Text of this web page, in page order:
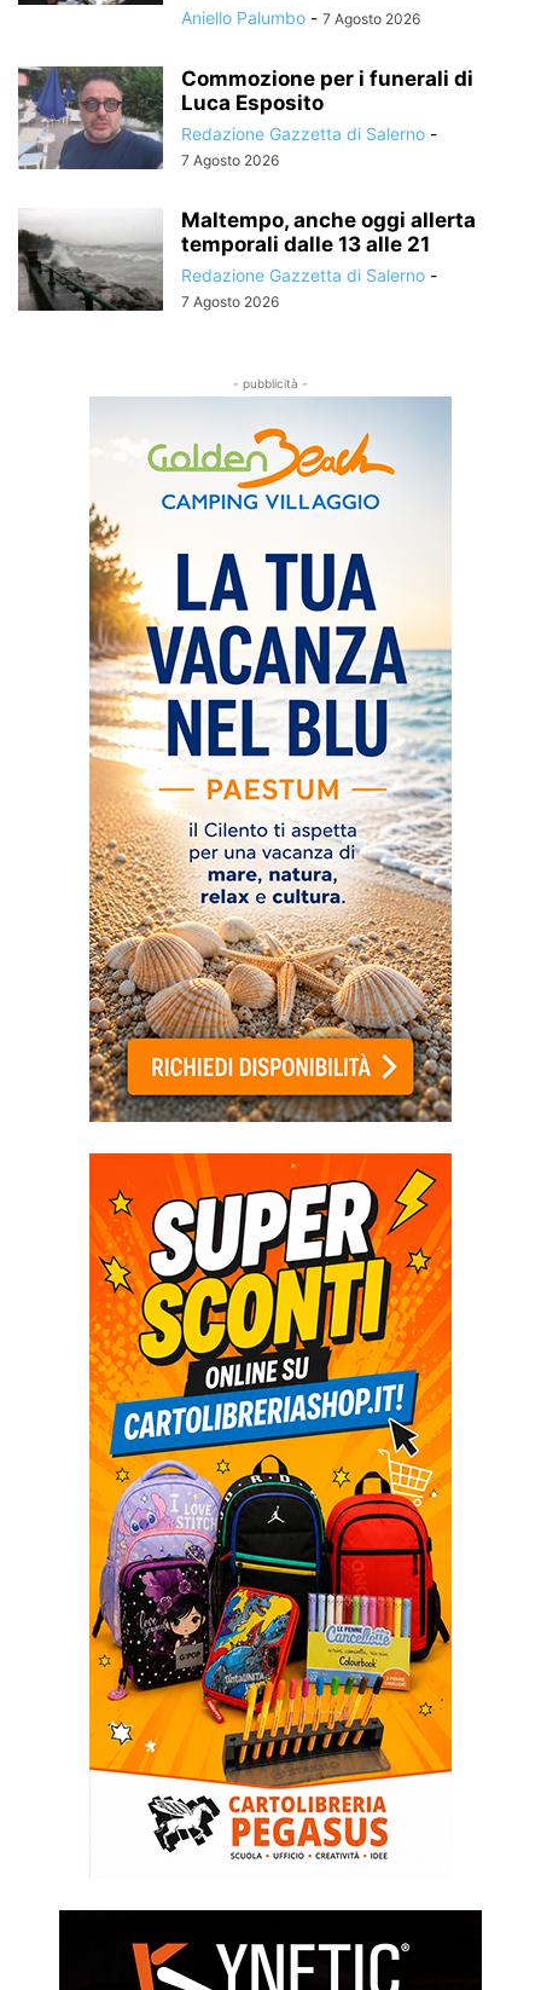
Aniello Palumbo - 7 Agosto 2026
Commozione per i funerali di
Luca Esposito
Redazione Gazzetta di Salerno -
7 Agosto 2026
Maltempo, anche oggi allerta
temporali dalle 13 alle 21
Redazione Gazzetta di Salerno -
7 Agosto 2026
- pubblicità -